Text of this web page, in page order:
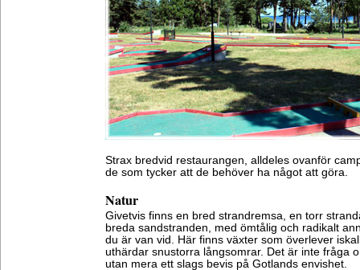
Strax bredvid restaurangen, alldeles ovanför
de som tycker att de behöver ha något att göra.
Natur
Givetvis finns en bred strandremsa, en torr
breda sandstranden, med ömtålig och radikalt
du är van vid. Här finns växter som överlever
uthärdar snustorra långsomrar. Det är inte fråga
utan mera ett slags bevis på Gotlands envishet.